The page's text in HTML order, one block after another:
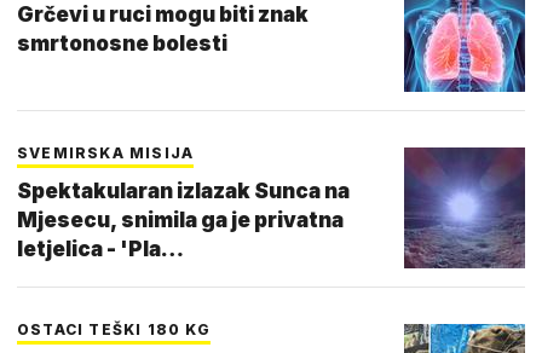
Grčevi u ruci mogu biti znak
smrtonosne bolesti
SVEMIRSKA MISIJA
Spektakularan izlazak Sunca na
Mjesecu, snimila ga je privatna
letjelica - 'Pla…
OSTACI TEŠKI 180 KG